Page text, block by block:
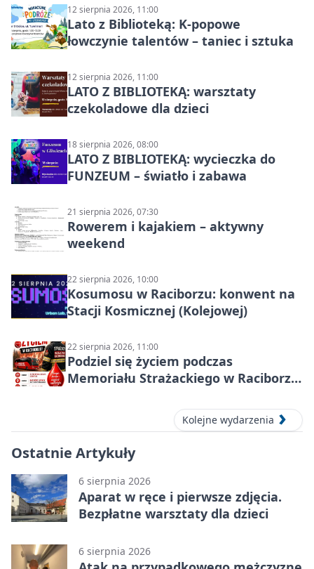
12 sierpnia 2026, 11:00
Lato z Biblioteką: K-popowe
łowczynie talentów – taniec i sztuka
12 sierpnia 2026, 11:00
LATO Z BIBLIOTEKĄ: warsztaty
czekoladowe dla dzieci
18 sierpnia 2026, 08:00
LATO Z BIBLIOTEKĄ: wycieczka do
FUNZEUM – światło i zabawa
21 sierpnia 2026, 07:30
Rowerem i kajakiem – aktywny
weekend
22 sierpnia 2026, 10:00
Kosumosu w Raciborzu: konwent na
Stacji Kosmicznej (Kolejowej)
22 sierpnia 2026, 11:00
Podziel się życiem podczas
Memoriału Strażackiego w Raciborzu
Kolejne wydarzenia
Ostatnie Artykuły
6 sierpnia 2026
Aparat w ręce i pierwsze zdjęcia.
Bezpłatne warsztaty dla dzieci
6 sierpnia 2026